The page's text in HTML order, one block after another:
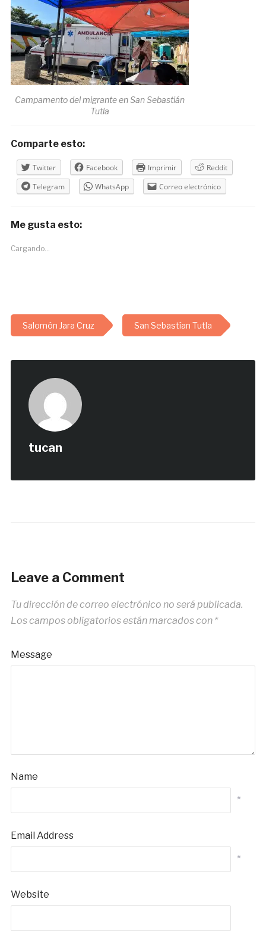
Campamento del migrante en San Sebastián
Tutla
Comparte esto:
Twitter Facebook Imprimir
Reddit
Telegram
WhatsApp Correo electrónico
Me gusta esto:
Cargando...
Salomón Jara Cruz San Sebastían Tutla
tucan
Leave a Comment
Tu dirección de correo electrónico no será publicada.
Los campos obligatorios están marcados con *
Message
Name
*
Email Address
*
Website